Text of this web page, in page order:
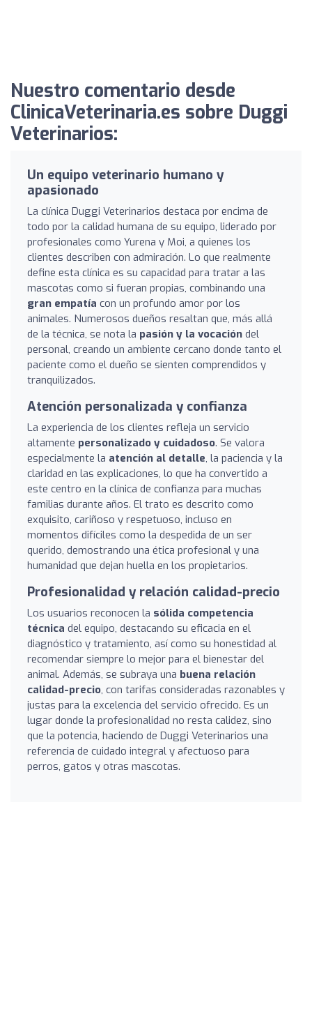
Nuestro comentario desde
ClinicaVeterinaria.es sobre Duggi
Veterinarios:
Un equipo veterinario humano y
apasionado
La clínica Duggi Veterinarios destaca por encima de
todo por la calidad humana de su equipo, liderado por
profesionales como Yurena y Moi, a quienes los
clientes describen con admiración. Lo que realmente
define esta clínica es su capacidad para tratar a las
mascotas como si fueran propias, combinando una
gran empatía con un profundo amor por los
animales. Numerosos dueños resaltan que, más allá
de la técnica, se nota la pasión y la vocación del
personal, creando un ambiente cercano donde tanto el
paciente como el dueño se sienten comprendidos y
tranquilizados.
Atención personalizada y confianza
La experiencia de los clientes refleja un servicio
altamente personalizado y cuidadoso. Se valora
especialmente la atención al detalle, la paciencia y la
claridad en las explicaciones, lo que ha convertido a
este centro en la clínica de confianza para muchas
familias durante años. El trato es descrito como
exquisito, cariñoso y respetuoso, incluso en
momentos difíciles como la despedida de un ser
querido, demostrando una ética profesional y una
humanidad que dejan huella en los propietarios.
Profesionalidad y relación calidad-precio
Los usuarios reconocen la sólida competencia
técnica del equipo, destacando su eficacia en el
diagnóstico y tratamiento, así como su honestidad al
recomendar siempre lo mejor para el bienestar del
animal. Además, se subraya una buena relación
calidad-precio, con tarifas consideradas razonables y
justas para la excelencia del servicio ofrecido. Es un
lugar donde la profesionalidad no resta calidez, sino
que la potencia, haciendo de Duggi Veterinarios una
referencia de cuidado integral y afectuoso para
perros, gatos y otras mascotas.